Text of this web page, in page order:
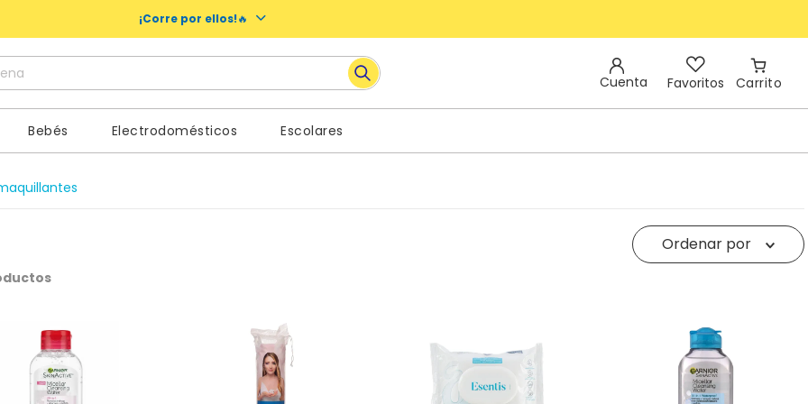
¡Corre por ellos!🔥
buscados
Cuenta Favoritos
Bebés Electrodomésticos Escolares
Ordenar por